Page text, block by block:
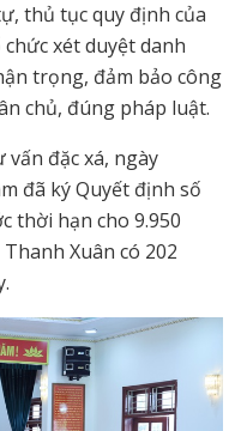
thủ tục quy định của
xét duyệt danh
trọng, đảm bảo công
chủ, đúng pháp luật.
đặc xá, ngày
đã ký Quyết định số
thời hạn cho 9.950
Xuân có 202